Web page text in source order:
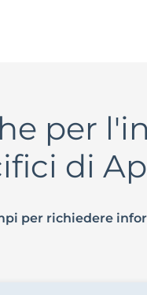
per
di
per richiedere